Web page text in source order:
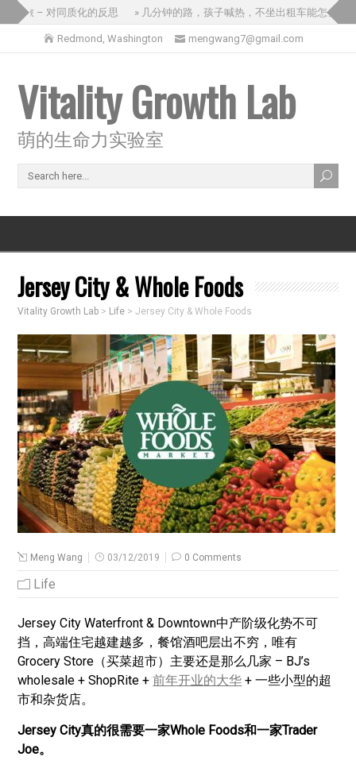
旅 – 对同质化的反思 » 几分钟的路，孩子喊热，不坐出租车能怎么办？
Redmond, Washington mengwang7@gmail.com
Vitality Growth Lab
萌的生命力实验室
Jersey City & Whole Foods
Vitality Growth Lab > Life >Jersey City & Whole Foods
Meng Wang 03/12/2019 0 Comments
Life
Jersey City Waterfront & Downtown中产阶级化势不可
挡，高端住宅越建越多，餐馆酒吧层出不穷，唯有
Grocery Store（买菜超市）主要还是那么几家 – BJ’s
wholesale + ShopRite +前年开业的大华 + 一些小型的超
市和杂货店。
Jersey City真的很需要一家Whole Foods和一家Trader
Joe。